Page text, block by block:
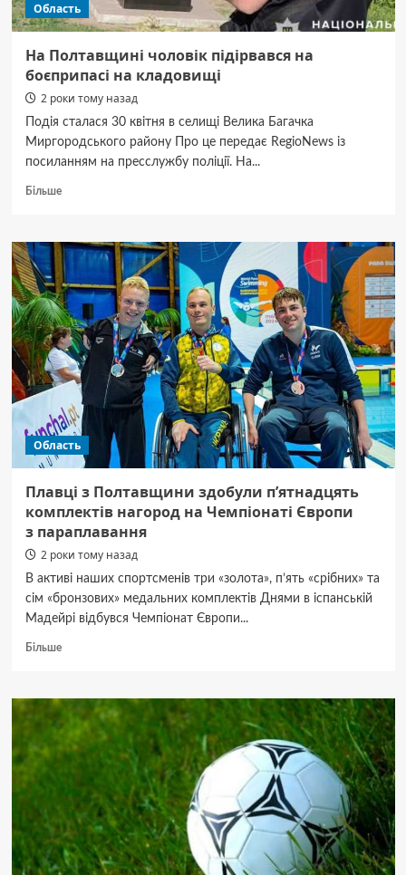
Область
На Полтавщині чоловік підірвався на
боєприпасі на кладовищі
2 роки тому назад
Подія сталася 30 квітня в селищі Велика Багачка
Миргородського району Про це передає RegioNews із
посиланням на пресслужбу поліції. На...
БільшеДокладніше
Полтавщині
чоловік
підірвався
на
боєприпасі
на
кладовищі
Область
Плавці з Полтавщини здобули п’ятнадцять
комплектів нагород на Чемпіонаті Європи
з параплавання
2 роки тому назад
В активі наших спортсменів три «золота», п’ять «срібних» та
сім «бронзових» медальних комплектів Днями в іспанській
Мадейрі відбувся Чемпіонат Європи...
БільшеДокладніше
з Полтавщини
здобули
п’ятнадцять
комплектів
нагород
на Чемпіонаті
Європи
з параплавання